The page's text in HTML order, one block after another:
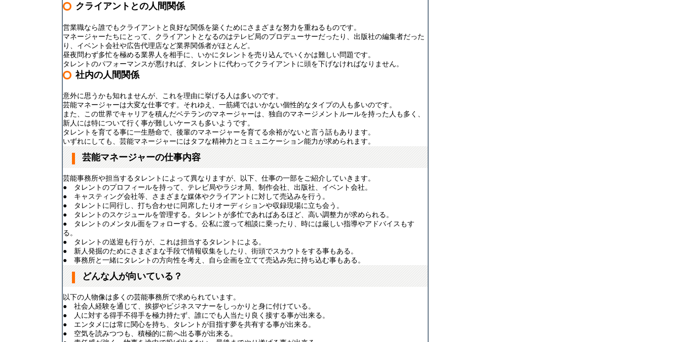
クライアントとの人間関係
営業職なら誰でもクライアントと良好な関係を築くためにさまざまな努力を重ねるものです。
マネージャーたちにとって、クライアントとなるのはテレビ局のプロデューサーだったり、出版社の編集者だった
り、イベント会社や広告代理店など業界関係者がほとんど。
昼夜問わず多忙を極める業界人を相手に、いかにタレントを売り込んでいくかは難しい問題です。
タレントのパフォーマンスが悪ければ、タレントに代わってクライアントに頭を下げなければなりません。
社内の人間関係
意外に思うかも知れませんが、これを理由に挙げる人は多いのです。
芸能マネージャーは大変な仕事です。それゆえ、一筋縄ではいかない個性的なタイプの人も多いのです。
また、この世界でキャリアを積んだベテランのマネージャーは、独自のマネージメントルールを持った人も多く、
新人には特について行く事が難しいケースも多いようです。
タレントを育てる事に一生懸命で、後輩のマネージャーを育てる余裕がないと言う話もあります。
いずれにしても、芸能マネージャーにはタフな精神力とコミュニケーション能力が求められます。
芸能マネージャーの仕事内容
芸能事務所や担当するタレントによって異なりますが、以下、仕事の一部をご紹介していきます。
● タレントのプロフィールを持って、テレビ局やラジオ局、制作会社、出版社、イベント会社。
● キャスティング会社等、さまざまな媒体やクライアントに対して売込みを行う。
● タレントに同行し、打ち合わせに同席したりオーディションや収録現場に立ち会う。
● タレントのスケジュールを管理する。タレントが多忙であればあるほど、高い調整力が求められる。
● タレントのメンタル面をフォローする。公私に渡って相談に乗ったり、時には厳しい指導やアドバイスもす
る。
● タレントの送迎も行うが、これは担当するタレントによる。
● 新人発掘のためにさまざまな手段で情報収集をしたり、街頭でスカウトをする事もある。
● 事務所と一緒にタレントの方向性を考え、自ら企画を立てて売込み先に持ち込む事もある。
どんな人が向いている？
以下の人物像は多くの芸能事務所で求められています。
● 社会人経験を通じて、挨拶やビジネスマナーをしっかりと身に付けている。
● 人に対する得手不得手を極力持たず、誰にでも人当たり良く接する事が出来る。
● エンタメには常に関心を持ち、タレントが目指す夢を共有する事が出来る。
● 空気を読みつつも、積極的に前へ出る事が出来る。